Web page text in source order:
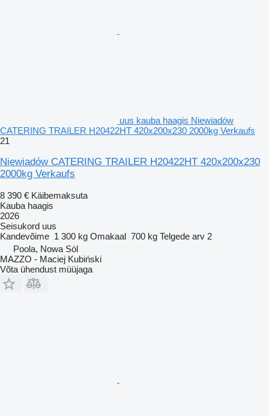
uus kauba haagis Niewiadów
CATERING TRAILER H20422HT 420x200x230 2000kg Verkaufs
21
Niewiadów CATERING TRAILER H20422HT 420x200x230
2000kg Verkaufs
8 390 € Käibemaksuta
Kauba haagis
2026
Seisukord uus
Kandevõime 1 300 kg Omakaal 700 kg Telgede arv 2
Poola, Nowa Sól
MAZZO - Maciej Kubiński
Võta ühendust müüjaga